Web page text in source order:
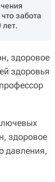
забота
лет.
здоровое
здоровья
здоровое
давления,